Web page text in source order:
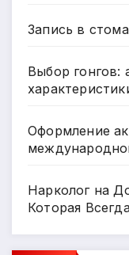
Запись в
Выбор гонгов:
Оформление
Нарколог на
Которая